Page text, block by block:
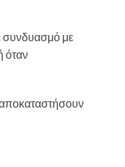
συνδυασμό με
όταν
αποκαταστήσουν